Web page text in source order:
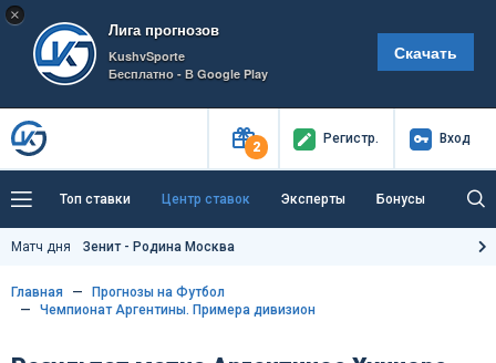
×
Лига прогнозов
KushvSporte
Бесплатно - В Google Play
Скачать
2
Регистр. Вход
Топ ставки Центр ставок Эксперты Бонусы
Тренды Букмекеры
Как тут заработать?
Матч дня Зенит - Родина Москва
Главная
Прогнозы на Футбол
Чемпионат Аргентины. Примера дивизион